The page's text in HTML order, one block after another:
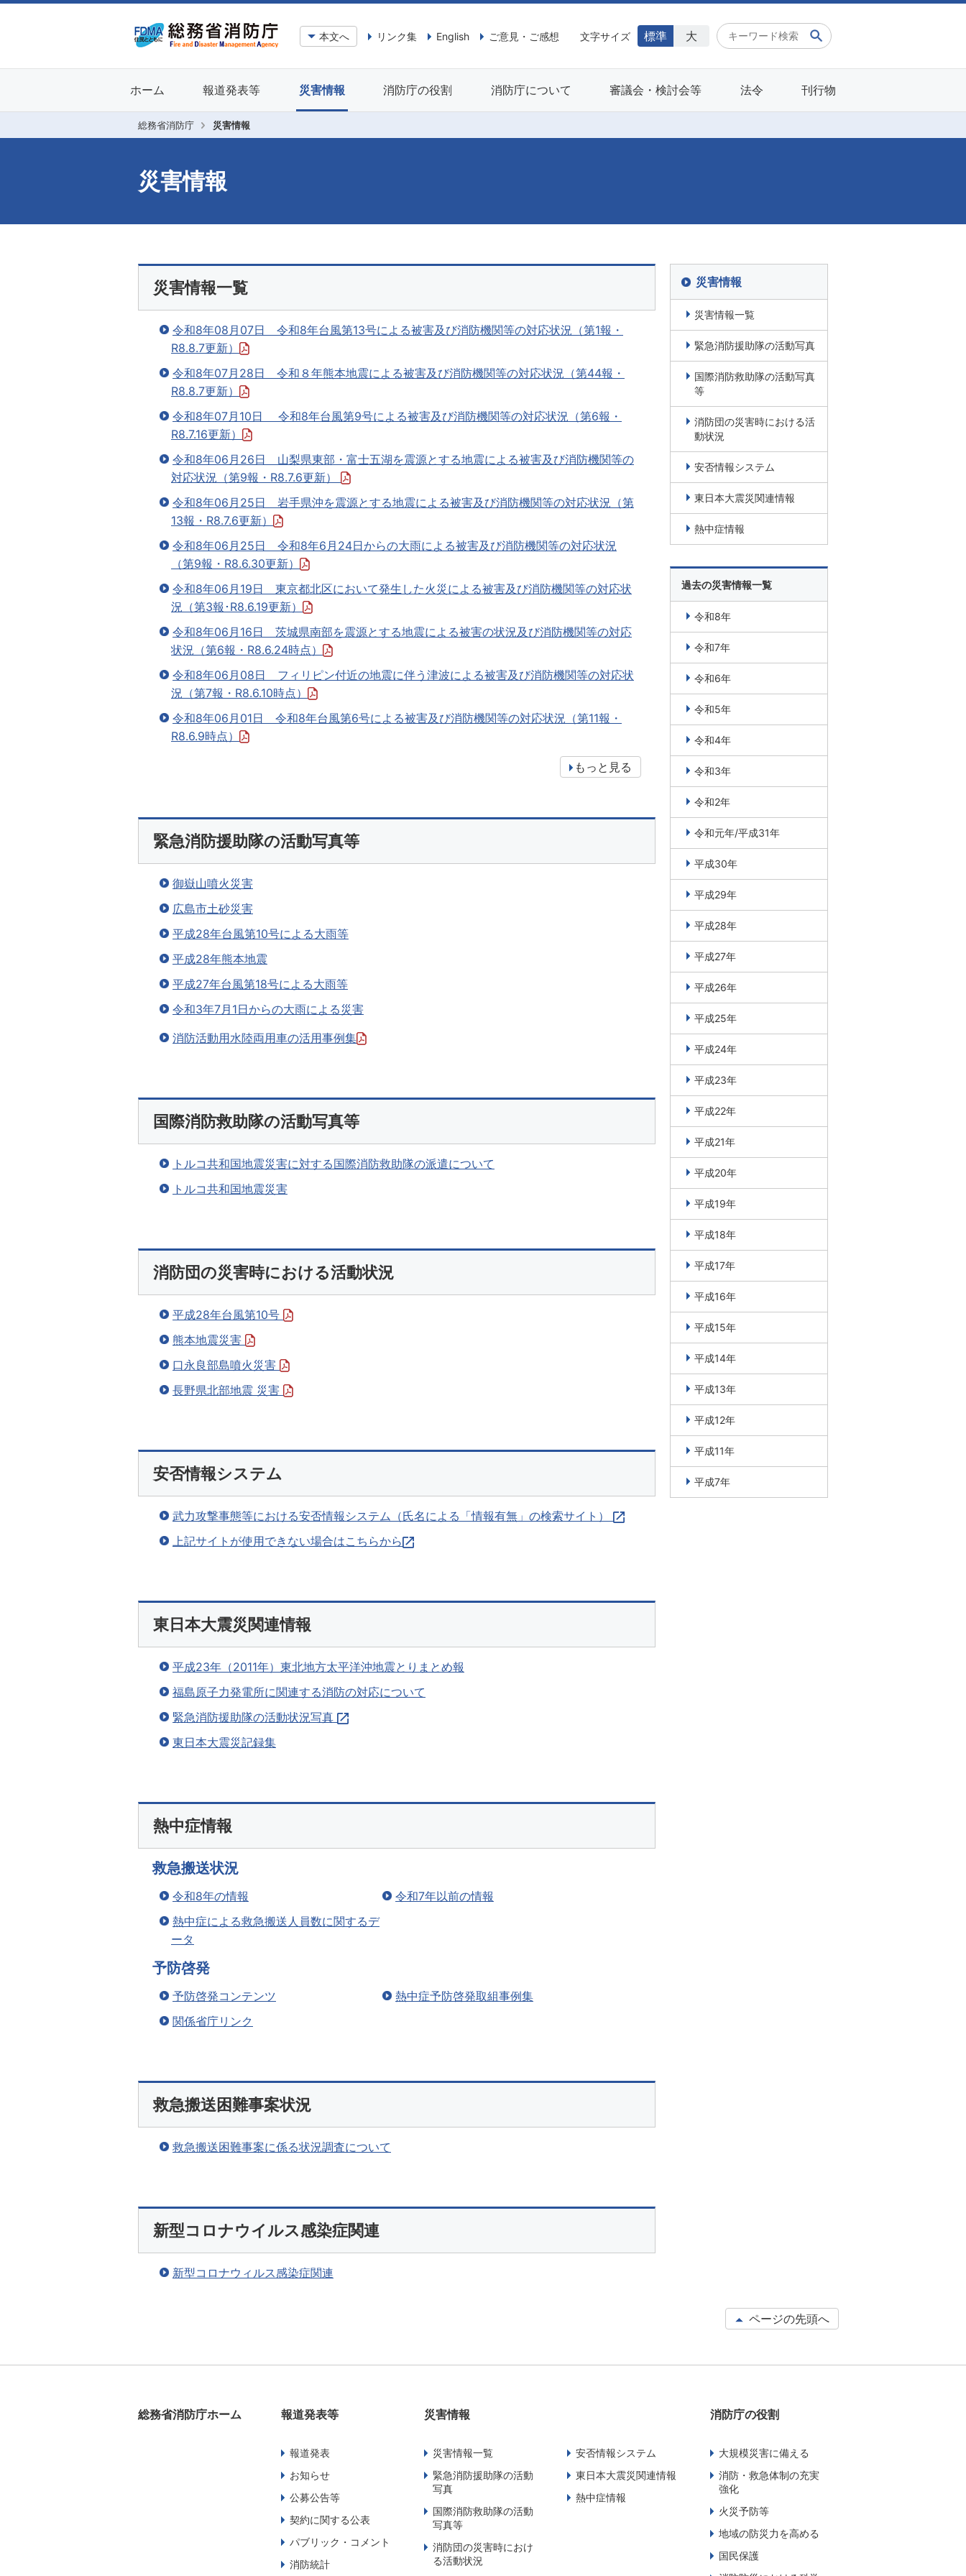
本文へ リンク集 English ご意見・ご感想 文字サイズ 標準 大
ホーム 報道発表等 災害情報 消防庁の役割 消防庁について 審議会・検討会等 法令 刊行物
総務省消防庁 災害情報
災害情報
災害情報一覧
令和8年08月07日 令和8年台風第13号による被害及び消防機関等の対応状況（第1報・
R8.8.7更新）
令和8年07月28日 令和８年熊本地震による被害及び消防機関等の対応状況（第44報・
R8.8.7更新）
令和8年07月10日 令和8年台風第9号による被害及び消防機関等の対応状況（第6報・
R8.7.16更新）
令和8年06月26日 山梨県東部・富士五湖を震源とする地震による被害及び消防機関等の
対応状況（第9報・R8.7.6更新）
令和8年06月25日 岩手県沖を震源とする地震による被害及び消防機関等の対応状況（第
13報・R8.7.6更新）
令和8年06月25日 令和8年6月24日からの大雨による被害及び消防機関等の対応状況
（第9報・R8.6.30更新）
令和8年06月19日 東京都北区において発生した火災による被害及び消防機関等の対応状
況（第3報･R8.6.19更新）
令和8年06月16日 茨城県南部を震源とする地震による被害の状況及び消防機関等の対応
状況（第6報・R8.6.24時点）
令和8年06月08日 フィリピン付近の地震に伴う津波による被害及び消防機関等の対応状
況（第7報・R8.6.10時点）
令和8年06月01日 令和8年台風第6号による被害及び消防機関等の対応状況（第11報・
R8.6.9時点）
もっと見る
緊急消防援助隊の活動写真等
御嶽山噴火災害
広島市土砂災害
平成28年台風第10号による大雨等
平成28年熊本地震
平成27年台風第18号による大雨等
令和3年7月1日からの大雨による災害
消防活動用水陸両用車の活用事例集
国際消防救助隊の活動写真等
トルコ共和国地震災害に対する国際消防救助隊の派遣について
トルコ共和国地震災害
消防団の災害時における活動状況
平成28年台風第10号
熊本地震災害
口永良部島噴火災害
長野県北部地震 災害
安否情報システム
武力攻撃事態等における安否情報システム（氏名による「情報有無」の検索サイト）
上記サイトが使用できない場合はこちらから
東日本大震災関連情報
平成23年（2011年）東北地方太平洋沖地震とりまとめ報
福島原子力発電所に関連する消防の対応について
緊急消防援助隊の活動状況写真
東日本大震災記録集
熱中症情報
救急搬送状況
令和8年の情報
令和7年以前の情報
熱中症による救急搬送人員数に関するデ
ータ
予防啓発
予防啓発コンテンツ
熱中症予防啓発取組事例集
関係省庁リンク
救急搬送困難事案状況
救急搬送困難事案に係る状況調査について
新型コロナウイルス感染症関連
新型コロナウィルス感染症関連
災害情報
災害情報一覧
緊急消防援助隊の活動写真
国際消防救助隊の活動写真
等
消防団の災害時における活
動状況
安否情報システム
東日本大震災関連情報
熱中症情報
過去の災害情報一覧
令和8年
令和7年
令和6年
令和5年
令和4年
令和3年
令和2年
令和元年/平成31年
平成30年
平成29年
平成28年
平成27年
平成26年
平成25年
平成24年
平成23年
平成22年
平成21年
平成20年
平成19年
平成18年
平成17年
平成16年
平成15年
平成14年
平成13年
平成12年
平成11年
平成7年
ページの先頭へ
総務省消防庁ホーム 報道発表等
報道発表
お知らせ
公募公告等
契約に関する公表
パブリック・コメント
消防統計
災害情報
災害情報一覧
緊急消防援助隊の活動
写真
国際消防救助隊の活動
写真等
消防団の災害時におけ
る活動状況
安否情報システム
東日本大震災関連情報
熱中症情報
消防庁の役割
大規模災害に備える
消防・救急体制の充実
強化
火災予防等
地域の防災力を高める
国民保護